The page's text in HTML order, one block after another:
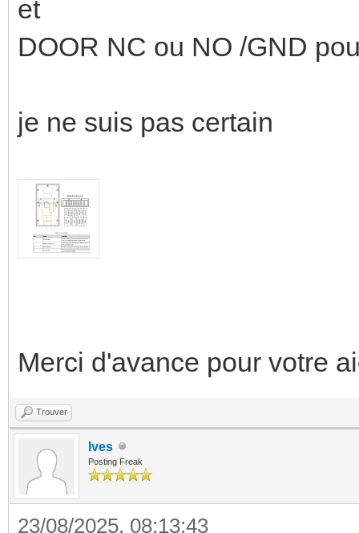
et
DOOR NC ou NO /GND
je ne suis pas certain
Merci d'avance pour votre
Trouver
Ives
Posting Freak
23/08/2025, 08:13:43